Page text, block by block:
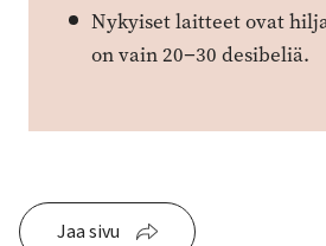
Nykyiset laitteet ovat
on vain 20−30 desibeliä.
Jaa sivu